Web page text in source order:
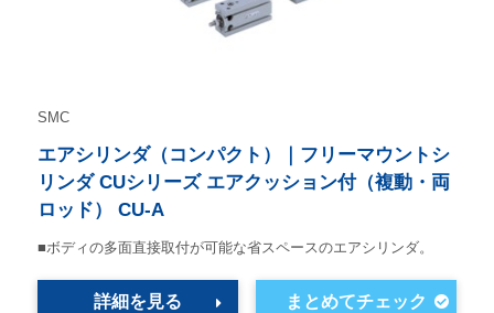
SMC
エアシリンダ（コンパクト）｜フリーマウントシ
リンダ CUシリーズ エアクッション付（複動・両
ロッド） CU-A
■ボディの多面直接取付が可能な省スペースのエアシリンダ。
詳細を見る